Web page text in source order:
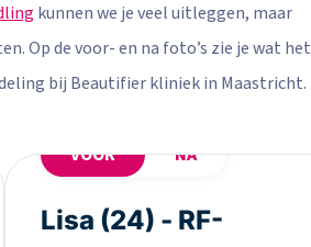
kunnen we je veel uitleggen, maar
Op de voor- en na foto’s zie je wat het
bij Beautifier kliniek in Maastricht.
VOOR NA
Lisa (24) - RF-